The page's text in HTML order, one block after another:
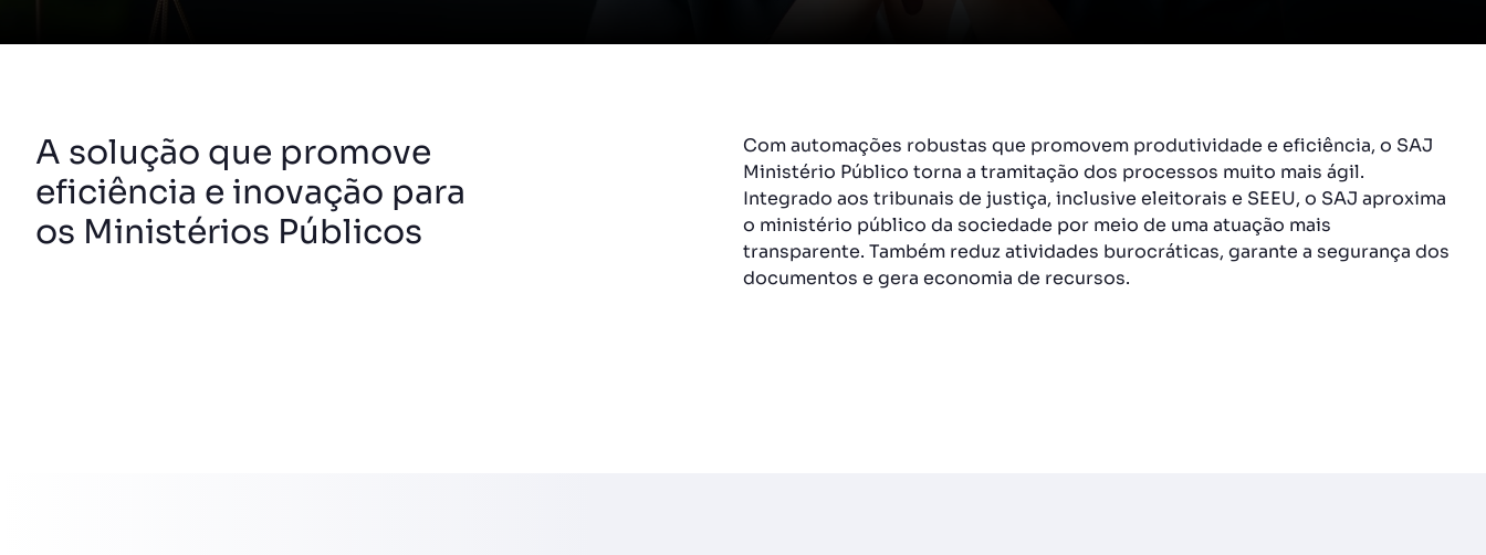
A solução que promove
eficiência e inovação para
os Ministérios Públicos
Com automações robustas que promovem produtividade e eficiência, o SAJ
Ministério Público torna a tramitação dos processos muito mais ágil.
Integrado aos tribunais de justiça, inclusive eleitorais e SEEU, o SAJ aproxima
o ministério público da sociedade por meio de uma atuação mais
transparente. Também reduz atividades burocráticas, garante a segurança dos
documentos e gera economia de recursos.